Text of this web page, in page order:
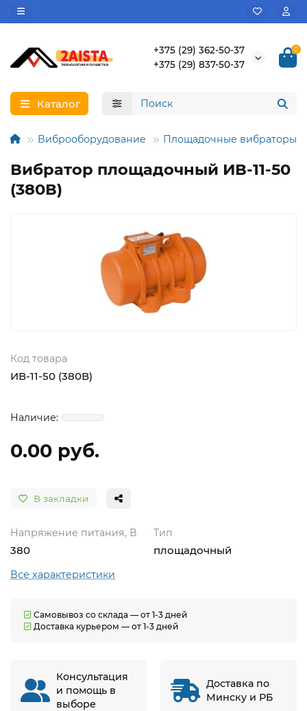
+375 (29) 362-50-37
+375 (29) 837-50-37
0
Каталог
Виброоборудование Площадочные вибраторы
Вибратор площадочный ИВ-11-50
(380В)
Код товара
ИВ-11-50 (380В)
0.00 руб.
В закладки
Напряжение питания, В
380
Тип
площадочный
Все характеристики
Самовывоз со склада — от 1-3 дней
Доставка курьером — от 1-3 дней
Консультация
и помощь в
выборе
Доставка по
Минску и РБ